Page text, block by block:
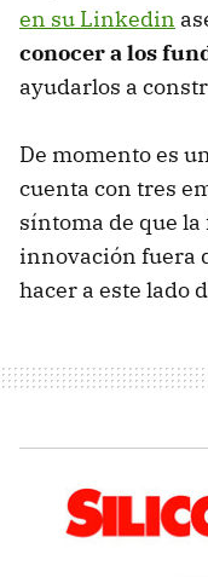
en su Linkedin
conocer a los
ayudarlos a
De momento es
cuenta con tres
síntoma de que
innovación fuera
hacer a este lado